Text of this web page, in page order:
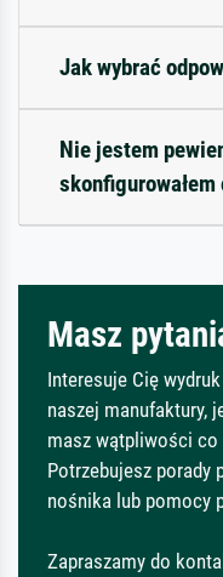
Jak wybrać
Nie jestem
skonfigurowałem
Masz
Interesuje Cię
naszej manufaktury,
masz wątpliwości co
Potrzebujesz porady
nośnika lub pomocy
Zapraszamy do